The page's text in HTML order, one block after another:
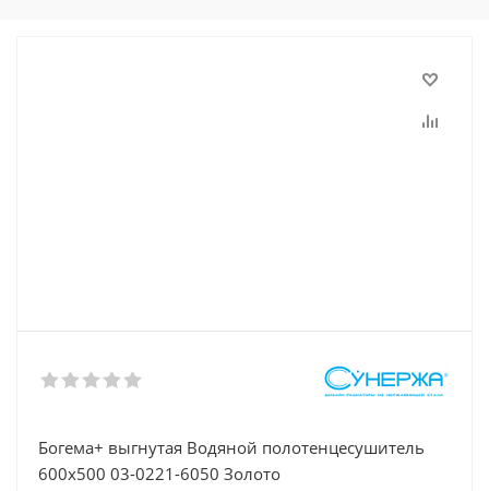
Богема+ выгнутая Водяной полотенцесушитель
600х500 03-0221-6050 Золото